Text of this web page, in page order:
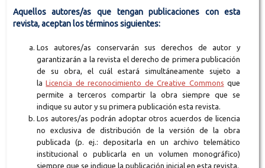
Aquellos autores/as que tengan publicaciones con esta
revista, aceptan los términos siguientes:
Los autores/as conservarán sus derechos de autor y
garantizarán a la revista el derecho de primera publicación
de su obra, el cuál estará simultáneamente sujeto a
laLicencia de reconocimiento de Creative Commons que
permite a terceros compartir la obra siempre que se
indique su autor y su primera publicación esta revista.
Los autores/as podrán adoptar otros acuerdos de licencia
no exclusiva de distribución de la versión de la obra
publicada (p. ej.: depositarla en un archivo telemático
institucional o publicarla en un volumen monográfico)
siempre que se indique la publicación inicial en esta revista.